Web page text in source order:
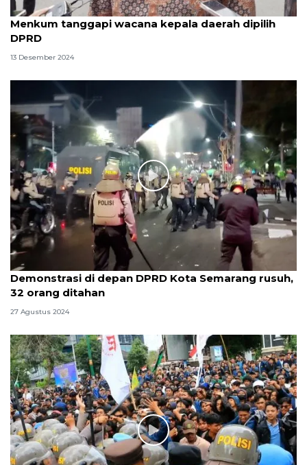
Menkum tanggapi wacana kepala daerah dipilih
DPRD
13 Desember 2024
Demonstrasi di depan DPRD Kota Semarang rusuh,
32 orang ditahan
27 Agustus 2024